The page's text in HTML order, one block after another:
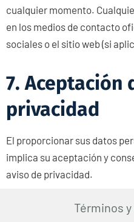
cualquier momento.
en los medios de contacto
sociales o el sitio web (si
7. Aceptación
privacidad
El proporcionar sus datos
implica su aceptación y
aviso de privacidad.
Términos